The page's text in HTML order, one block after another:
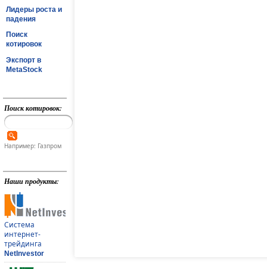
Лидеры роста и
падения
Поиск
котировок
Экспорт в
MetaStock
Поиск котировок:
Например: Газпром
Наши продукты:
Система
интернет-
трейдинга
NetInvestor